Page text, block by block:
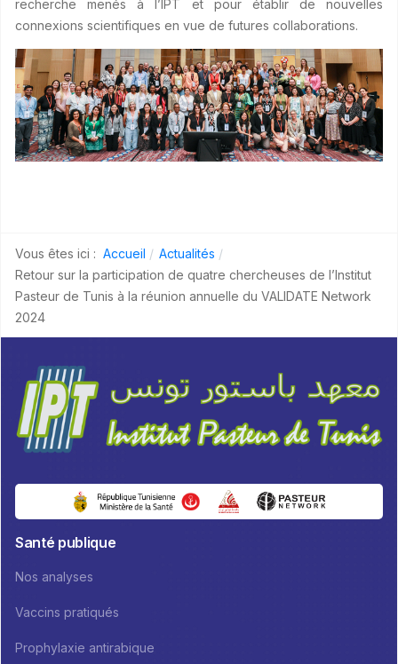
recherche menés à l’IPT et pour établir de nouvelles
connexions scientifiques en vue de futures collaborations.
Vous êtes ici : Accueil
Actualités
Retour sur la participation de quatre chercheuses de l’Institut
Pasteur de Tunis à la réunion annuelle du VALIDATE Network
2024
Santé publique
Nos analyses
Vaccins pratiqués
Prophylaxie antirabique